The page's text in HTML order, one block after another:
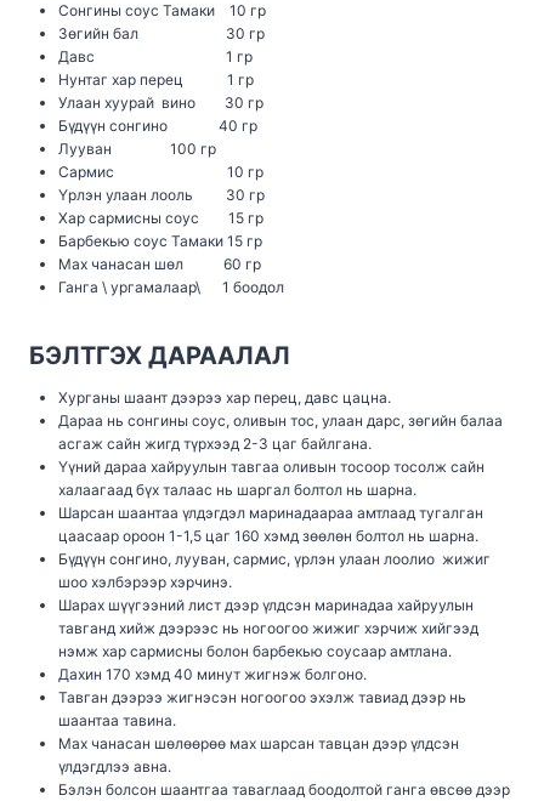
Сонгины соус Тамаки 10 гр
Зөгийн бал 30 гр
Давс 1 гр
Нунтаг хар перец 1 гр
Улаан хуурай вино 30 гр
Бүдүүн сонгино 40 гр
Лууван 100 гр
Сармис 10 гр
Үрлэн улаан лооль 30 гр
Хар сармисны соус 15 гр
Барбекью соус Тамаки 15 гр
Мах чанасан шөл 60 гр
Ганга \ ургамалаар\ 1 боодол
БЭЛТГЭХ ДАРААЛАЛ
Хурганы шаант дээрээ хар перец, давс цацна.
Дараа нь сонгины соус, оливын тос, улаан дарс, зөгийн балаа
асгаж сайн жигд түрхээд 2-3 цаг байлгана.
Үүний дараа хайруулын тавгаа оливын тосоор тосолж сайн
халаагаад бүх талаас нь шаргал болтол нь шарна.
Шарсан шаантаа үлдэгдэл маринадаараа амтлаад тугалган
цаасаар ороон 1-1,5 цаг 160 хэмд зөөлөн болтол нь шарна.
Бүдүүн сонгино, лууван, сармис, үрлэн улаан лоолио жижиг
шоо хэлбэрээр хэрчинэ.
Шарах шүүгээний лист дээр үлдсэн маринадаа хайруулын
тавганд хийж дээрээс нь ногоогоо жижиг хэрчиж хийгээд
нэмж хар сармисны болон барбекью соусаар амтлана.
Дахин 170 хэмд 40 минут жигнэж болгоно.
Тавган дээрээ жигнэсэн ногоогоо эхэлж тавиад дээр нь
шаантаа тавина.
Мах чанасан шөлөөрөө мах шарсан тавцан дээр үлдсэн
үлдэгдлээ авна.
Бэлэн болсон шаантгаа таваглаад боодолтой ганга өвсөө дээр